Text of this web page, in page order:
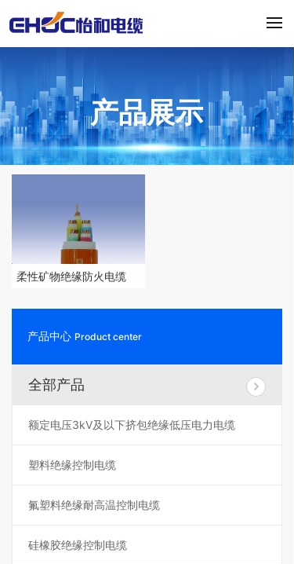
产品展示
柔性矿物绝缘防火电缆
产品中心 Product center
全部产品
额定电压3kV及以下挤包绝缘低压电力电缆
塑料绝缘控制电缆
氟塑料绝缘耐高温控制电缆
硅橡胶绝缘控制电缆